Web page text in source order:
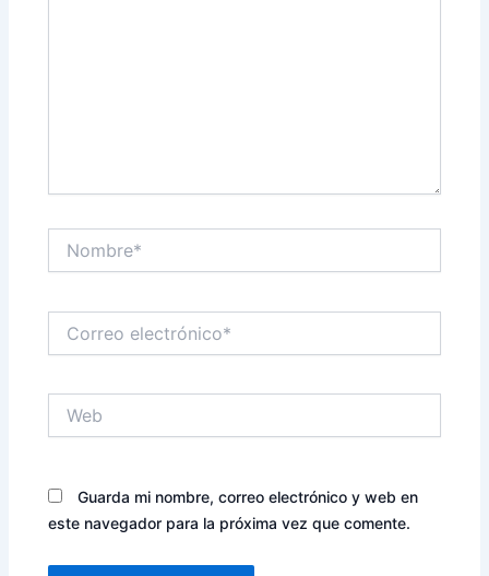
electrónico*
Guarda mi nombre, correo electrónico y web en
este navegador para la próxima vez que comente.